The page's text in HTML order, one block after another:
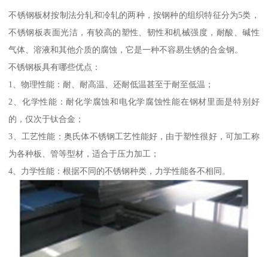
不锈钢板材按制法分轧和冷轧的两种，按钢种的组织特征分为5类，
不锈钢板表面光洁，有较高的塑性、韧性和机械强度，耐酸、碱性
气体、溶液和其他介质的腐蚀，它是一种不容易生锈的合金钢。
不锈钢板具有哪些优点：
1、物理性能：耐、耐高温、还耐低温甚至于耐至低温；
2、化学性能：耐化学腐蚀和电化学腐蚀性能在钢材里面是特别好
的，仅次于钛合金；
3、工艺性能：奥氏体不锈钢工艺性能好，由于塑性很好，可加工称
为各种板、管等型材，适合于压力加工；
4、力学性能：根据不同的不锈钢种类，力学性能各不相同。